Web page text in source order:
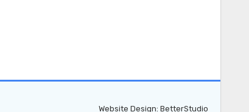
Website Design: BetterStudio